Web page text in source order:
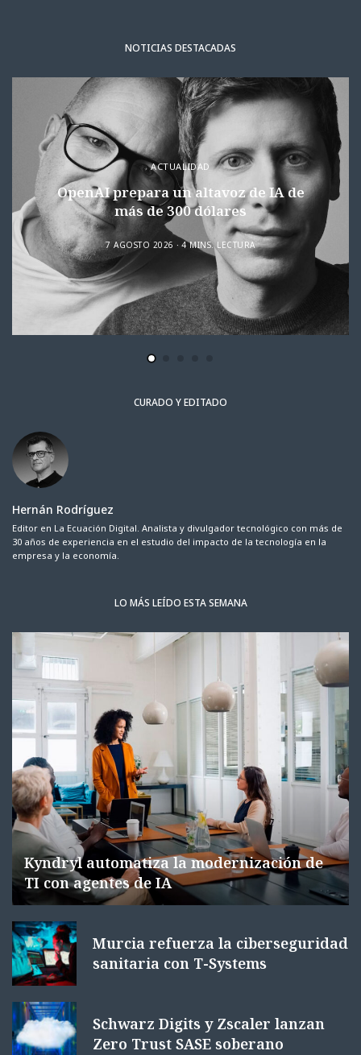
NOTICIAS DESTACADAS
ACTUALIDAD
OpenAI prepara un altavoz de IA de
más de 300 dólares
7 AGOSTO 2026 4 MINS. LECTURA
CURADO Y EDITADO
Hernán Rodríguez
Editor en La Ecuación Digital. Analista y divulgador tecnológico con más de
30 años de experiencia en el estudio del impacto de la tecnología en la
empresa y la economía.
LO MÁS LEÍDO ESTA SEMANA
Kyndryl automatiza la modernización de
TI con agentes de IA
Murcia refuerza la ciberseguridad
sanitaria con T-Systems
Schwarz Digits y Zscaler lanzan
Zero Trust SASE soberano